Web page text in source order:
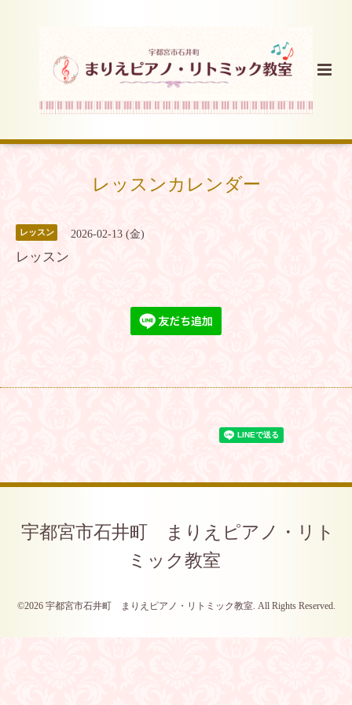
レッスンカレンダー
レッスン 2026-02-13 (金)
レッスン
宇都宮市石井町 まりえピアノ・リト
ミック教室
©2026 宇都宮市石井町 まりえピアノ・リトミック教室. All Rights Reserved.